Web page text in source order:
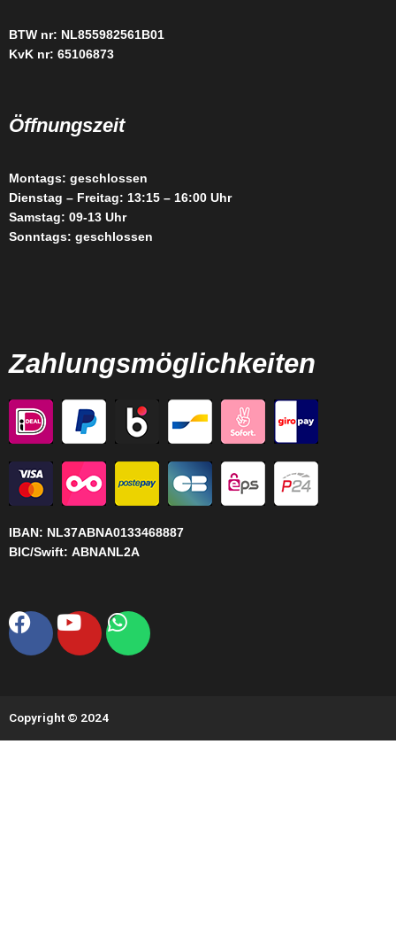
BTW nr: NL855982561B01
KvK nr: 65106873
Öffnungszeit
Montags: geschlossen
Dienstag – Freitag: 13:15 – 16:00 Uhr
Samstag: 09-13 Uhr
Sonntags: geschlossen
Zahlungsmöglichkeiten
IBAN: NL37ABNA0133468887
BIC/Swift: ABNANL2A
Facebook
YoutubeWhatsapp
Copyright © 2024